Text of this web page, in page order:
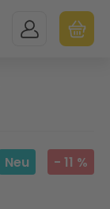
MEIN KONTO
Neu - 11 %